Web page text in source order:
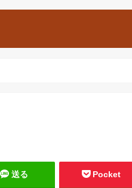
送る Pocket